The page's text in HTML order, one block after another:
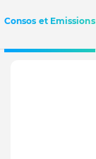
Consos et Emissions